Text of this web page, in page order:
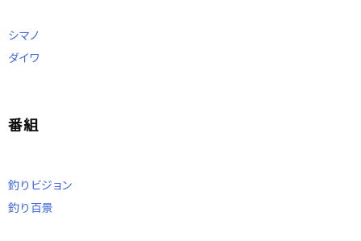
シマノ
ダイワ
番組
釣りビジョン
釣り百景